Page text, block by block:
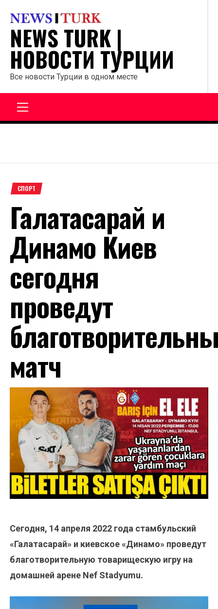
содержанию
NEWS TURK |
НОВОСТИ ТУРЦИИ
Все новости Турции в одном месте
СПОРТ
Галатасарай и
Динамо Киев
сегодня
проведут
матч
Сегодня, 14 апреля 2022 года стамбульский
«Галатасарай» и киевское «Динамо» проведут
благотворительную товарищескую игру на
домашней арене Nef Stadyumu.